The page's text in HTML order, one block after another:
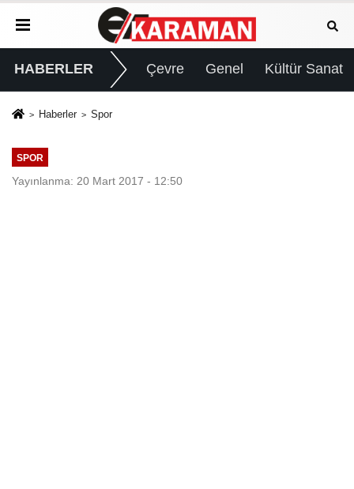
HABERLER Çevre Genel Kültür Sanat
Haberler Spor
SPOR
Yayınlanma: 20 Mart 2017 - 12:50